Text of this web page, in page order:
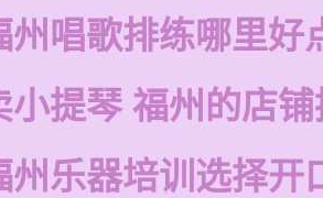
州唱歌排练哪里好
小提琴 福州的店
州乐器培训选择开